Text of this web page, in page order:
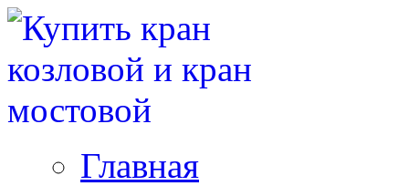
Главная